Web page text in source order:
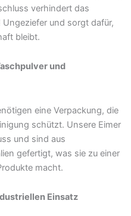
verhindert das
und sorgt dafür,
bleibt.
und
eine Verpackung, die
schützt. Unsere Eimer
und sind aus
gefertigt, was sie zu einer
macht.
Einsatz